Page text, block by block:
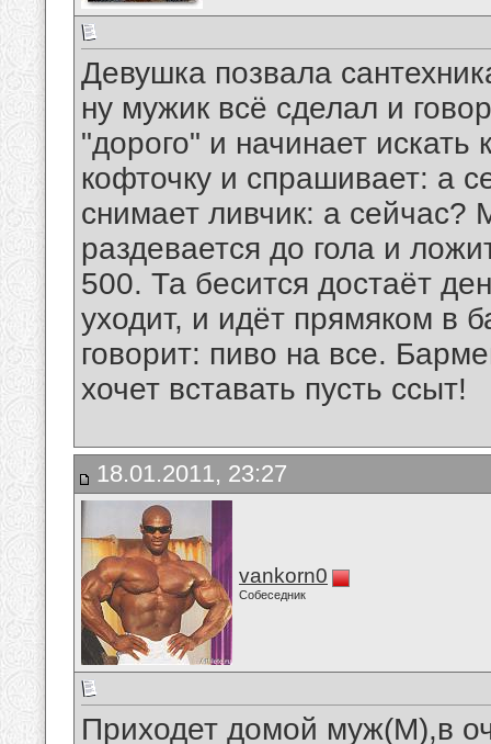
Девушка позвала
ну мужик всё сделал и
"дорого" и начинает
кофточку и спрашивает: а
снимает ливчик: а сейчас?
раздевается до гола и
500. Та бесится достаёт
уходит, и идёт прямяком в
говорит: пиво на все.
хочет вставать пусть ссыт!
18.01.2011, 23:27
vankorn0
Собеседник
Приходет домой муж(М),в